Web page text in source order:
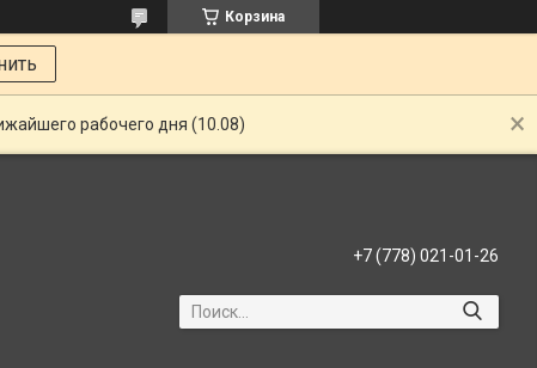
Корзина
рабочего дня (10.08)
+7 (778) 021-01-26